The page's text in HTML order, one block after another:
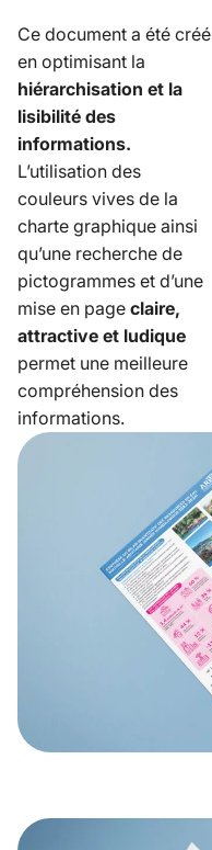
Ce document a été créé
en optimisant la
hiérarchisation et la
lisibilité des
informations.
L’utilisation des
couleurs vives de la
charte graphique ainsi
qu’une recherche de
pictogrammes et d’une
mise en page claire,
attractive et ludique
permet une meilleure
compréhension des
informations.